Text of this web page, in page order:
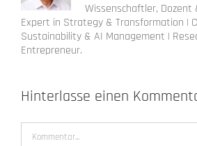
Wissenschaftler,
Expert in Strategy & Transformation |
Sustainability & AI Management |
Entrepreneur.
Hinterlasse einen
Kommentar